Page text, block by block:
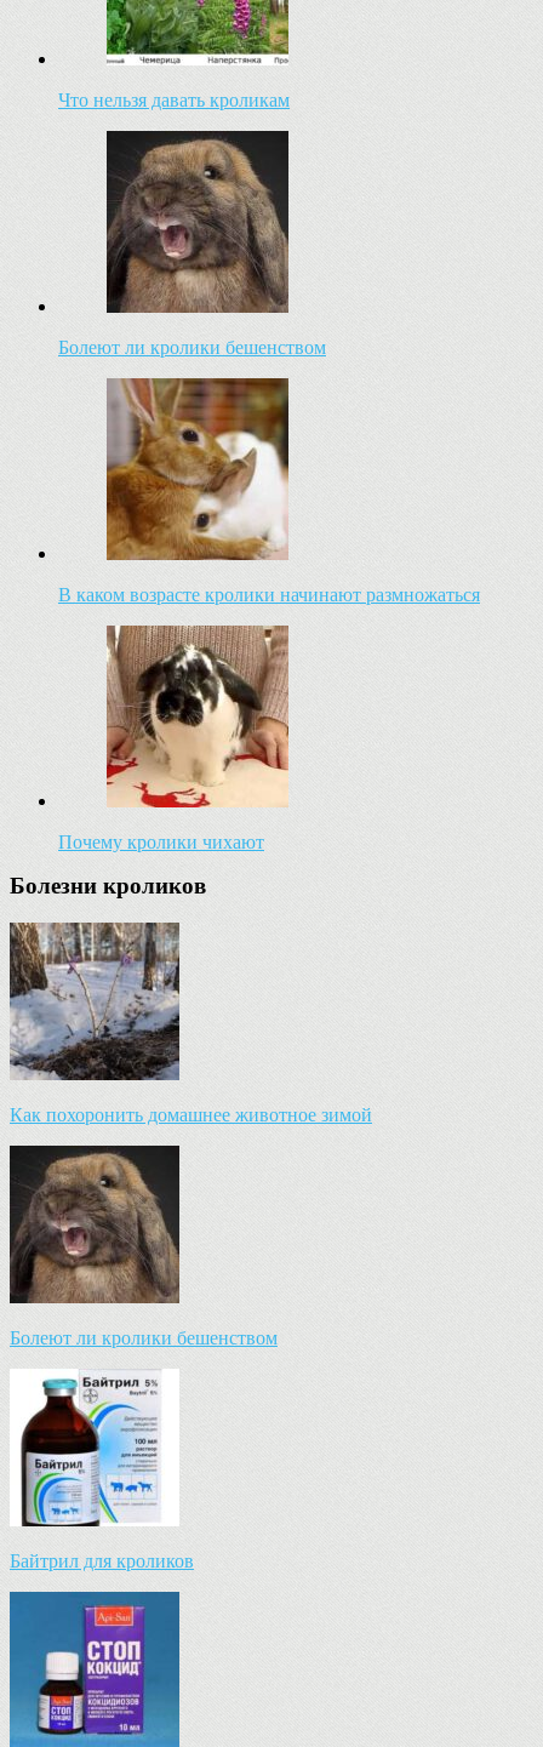
Что нельзя давать кроликам
Болеют ли кролики бешенством
В каком возрасте кролики начинают размножаться
Почему кролики чихают
Болезни кроликов
Как похоронить домашнее животное зимой
Болеют ли кролики бешенством
Байтрил для кроликов